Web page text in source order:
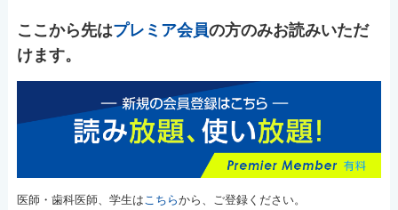
ここから先はプレミア会員の方のみお読みいただ
けます。
医師・歯科医師、学生はこちらから、ご登録ください。